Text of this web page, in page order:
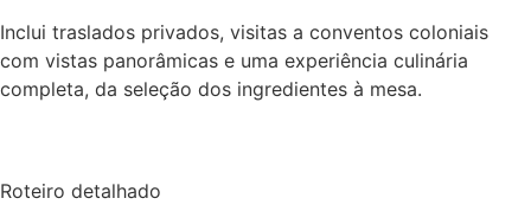
Inclui traslados privados, visitas a conventos coloniais
com vistas panorâmicas e uma experiência culinária
completa, da seleção dos ingredientes à mesa.
Roteiro detalhado